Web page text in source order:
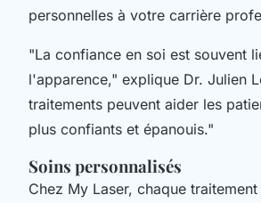
personnelles à votre carrière
"La confiance en soi est souvent
l'apparence," explique Dr. Julien
traitements peuvent aider les
plus confiants et épanouis."
Soins personnalisés
Chez My Laser, chaque traitement